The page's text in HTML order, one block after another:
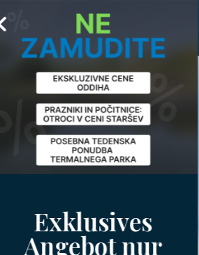
Exklusives
Angebot nur